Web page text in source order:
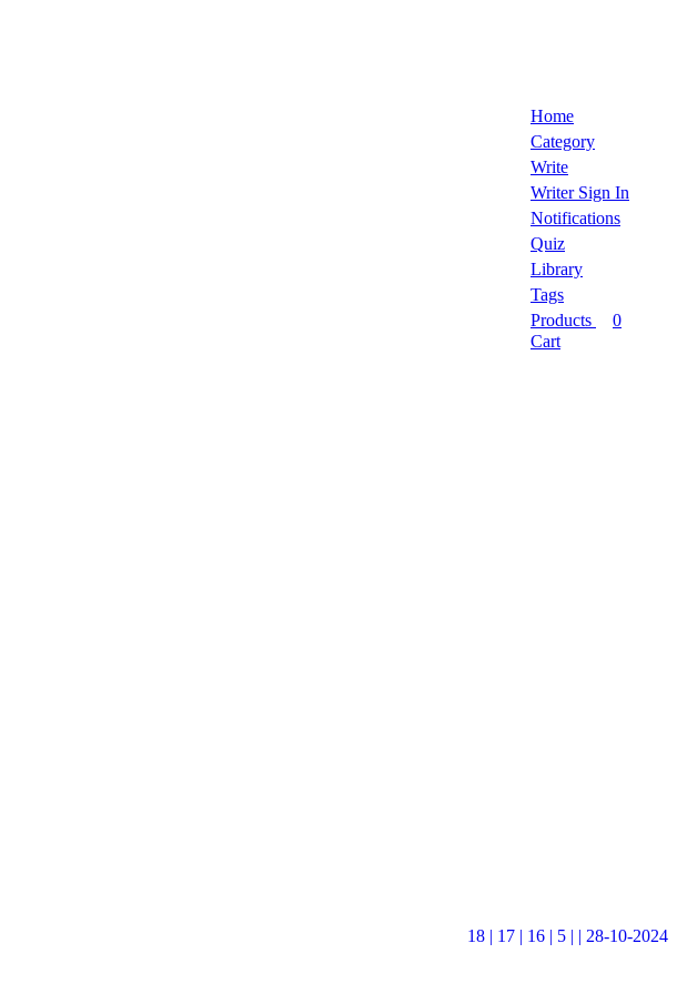
Home
Category
Write
Writer Sign In
Notifications
Quiz
Library
Tags
Products
0
Cart
18 | 17 | 16 | 5 | | 28-10-2024